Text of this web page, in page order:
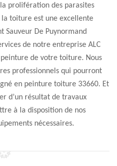
prolifération des parasites
la toiture est une excellente
Sauveur De Puynormand
de notre entreprise ALC
de votre toiture. Nous
professionnels qui pourront
en peinture toiture 33660. Et
d’un résultat de travaux
à la disposition de nos
nécessaires.